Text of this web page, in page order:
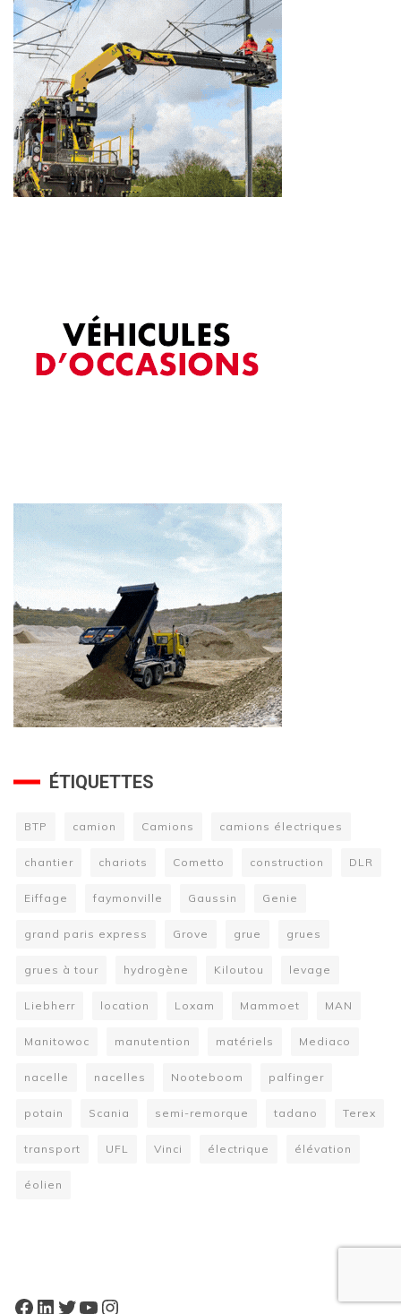
ÉTIQUETTES
BTP camion Camions camions électriques
chantier chariots Cometto construction DLR
Eiffage faymonville Gaussin Genie
grand paris express Grove grue grues
grues à tour hydrogène Kiloutou levage
Liebherr location Loxam Mammoet MAN
Manitowoc manutention matériels Mediaco
nacelle nacelles Nooteboom palfinger
potain Scania semi-remorque tadano Terex
transport UFL Vinci électrique élévation
éolien
Facebook
LinkedIn
Twitter
YouTube
Instagram